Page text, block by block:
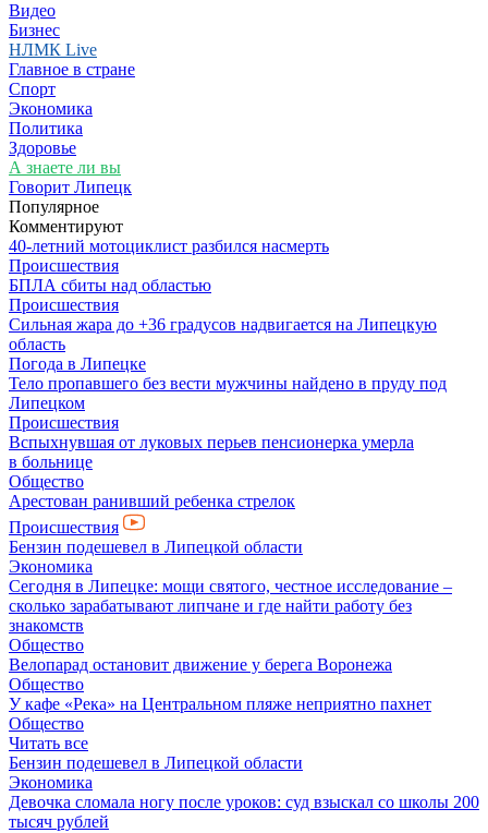
Видео
Бизнес
НЛМК Live
Главное в стране
Спорт
Экономика
Политика
Здоровье
А знаете ли вы
Говорит Липецк
Популярное
Комментируют
40-летний мотоциклист разбился насмерть
Происшествия
БПЛА сбиты над областью
Происшествия
Сильная жара до +36 градусов надвигается на Липецкую
область
Погода в Липецке
Тело пропавшего без вести мужчины найдено в пруду под
Липецком
Происшествия
Вспыхнувшая от луковых перьев пенсионерка умерла
в больнице
Общество
Арестован ранивший ребенка стрелок
Происшествия
Бензин подешевел в Липецкой области
Экономика
Сегодня в Липецке: мощи святого, честное исследование –
сколько зарабатывают липчане и где найти работу без
знакомств
Общество
Велопарад остановит движение у берега Воронежа
Общество
У кафе «Река» на Центральном пляже неприятно пахнет
Общество
Читать все
Бензин подешевел в Липецкой области
Экономика
Девочка сломала ногу после уроков: суд взыскал со школы 200
тысяч рублей